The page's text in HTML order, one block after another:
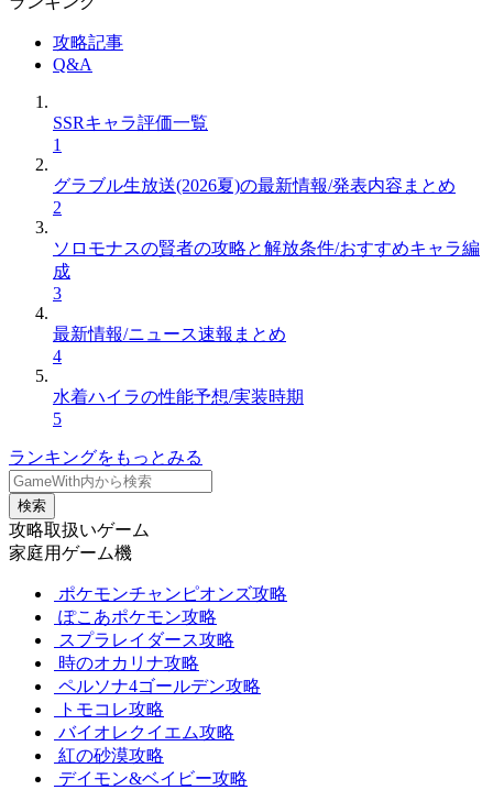
攻略記事
Q&A
SSRキャラ評価一覧
1
グラブル生放送(2026夏)の最新情報/発表内容まとめ
2
ソロモナスの賢者の攻略と解放条件/おすすめキャラ編
成
3
最新情報/ニュース速報まとめ
4
水着ハイラの性能予想/実装時期
5
ランキングをもっとみる
検索
攻略取扱いゲーム
家庭用ゲーム機
ポケモンチャンピオンズ攻略
ぽこあポケモン攻略
スプラレイダース攻略
時のオカリナ攻略
ペルソナ4ゴールデン攻略
トモコレ攻略
バイオレクイエム攻略
紅の砂漠攻略
デイモン&ベイビー攻略